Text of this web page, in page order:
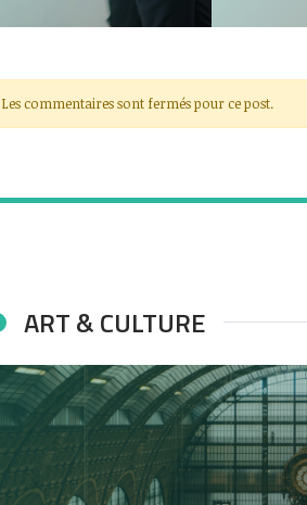
Les commentaires sont fermés pour ce post.
ART & CULTURE